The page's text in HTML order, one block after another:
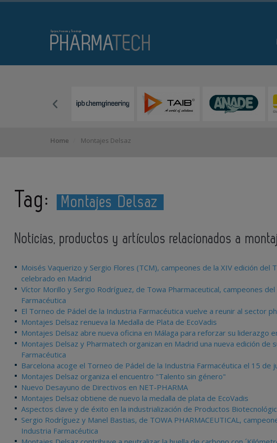
Home Montajes Delsaz
Tag: Montajes Delsaz
Noticias, productos y artículos relacionados a
Moisés Vaquerizo y Sergio Flores (TCM), campeones de la XIV edición del
celebrado en Madrid
Víctor Morillo y Sergio Rodríguez, de Towa Pharmaceutical, campeones
Farmacéutica
El Torneo de Pádel de la Industria Farmacéutica vuelve a reunir al sector
Montajes Delsaz renueva la Medalla de Plata de EcoVadis
Montajes Delsaz abre nueva oficina en Málaga para reforzar su liderazgo
Montajes Delsaz y Pharmatech organizan en Madrid una nueva edición
Farmacéutica
Barcelona acoge el Torneo de Pádel de la Industria Farmacéutica el 15 de
Montajes Delsaz organiza el encuentro "Talento sin género"
Nuevo Desayuno de Directivos en NET-PHARMA
Montajes Delsaz obtiene de nuevo la medalla de plata de EcoVadis
Aspectos clave y de éxito en la industrialización de Productos
Sergio Rodríguez y Manel Bastias, de TOWA PHARMACEUTICAL,
Industria Farmacéutica